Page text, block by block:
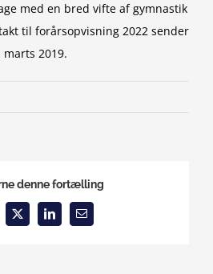
med en bred vifte af gymnastik
til forårsopvisning 2022 sender
2019.
denne fortælling
X LinkedInEmail